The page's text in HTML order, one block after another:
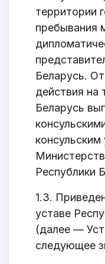
территории
пребывания
Беларусь.
действия на
Беларусь
Республики
1.3.
уставе
(далее —
следующее